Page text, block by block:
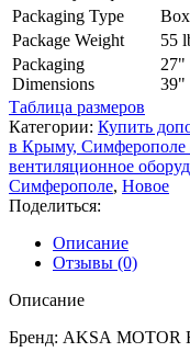
Packaging Type
Box
Package Weight
55
Packaging
Dimensions
27"
39"
Таблица размеров
Категории: Купить
в Крыму, Симферополе
вентиляционное
Симферополе, Новое
Поделиться:
Описание
Отзывы (0)
Описание
Бренд: AKSA MOTOR